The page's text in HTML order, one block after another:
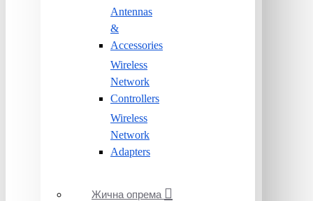
Antennas
&
Accessories
Wireless
Network
Controllers
Wireless
Network
Adapters
Жична опрема